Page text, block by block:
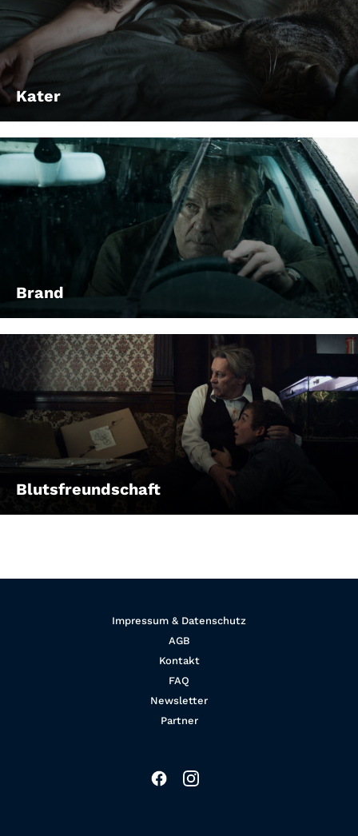
Kater
Brand
Blutsfreundschaft
Impressum & Datenschutz
AGB
Kontakt
FAQ
Newsletter
Partner